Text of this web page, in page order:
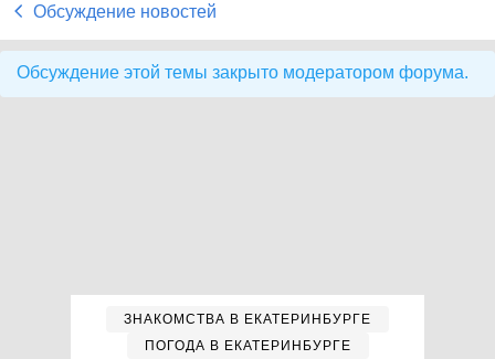
Обсуждение новостей
Обсуждение этой темы закрыто модератором форума.
ЗНАКОМСТВА В ЕКАТЕРИНБУРГЕ
ПОГОДА В ЕКАТЕРИНБУРГЕ